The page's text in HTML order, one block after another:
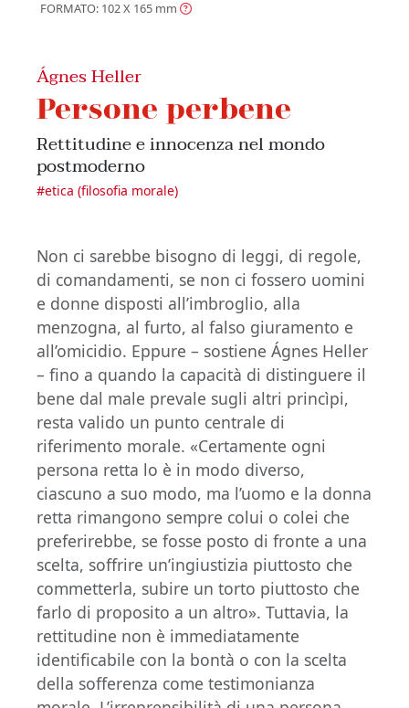
FORMATO: 102 X 165 mm
Ágnes Heller
Persone perbene
Rettitudine e innocenza nel mondo
postmoderno
#etica (filosofia morale)
Non ci sarebbe bisogno di leggi, di regole,
di comandamenti, se non ci fossero uomini
e donne disposti all’imbroglio, alla
menzogna, al furto, al falso giuramento e
all’omicidio. Eppure – sostiene Ágnes Heller
– fino a quando la capacità di distinguere il
bene dal male prevale sugli altri princìpi,
resta valido un punto centrale di
riferimento morale. «Certamente ogni
persona retta lo è in modo diverso,
ciascuno a suo modo, ma l’uomo e la donna
retta rimangono sempre colui o colei che
preferirebbe, se fosse posto di fronte a una
scelta, soffrire un’ingiustizia piuttosto che
commetterla, subire un torto piuttosto che
farlo di proposito a un altro». Tuttavia, la
rettitudine non è immediatamente
identificabile con la bontà o con la scelta
della sofferenza come testimonianza